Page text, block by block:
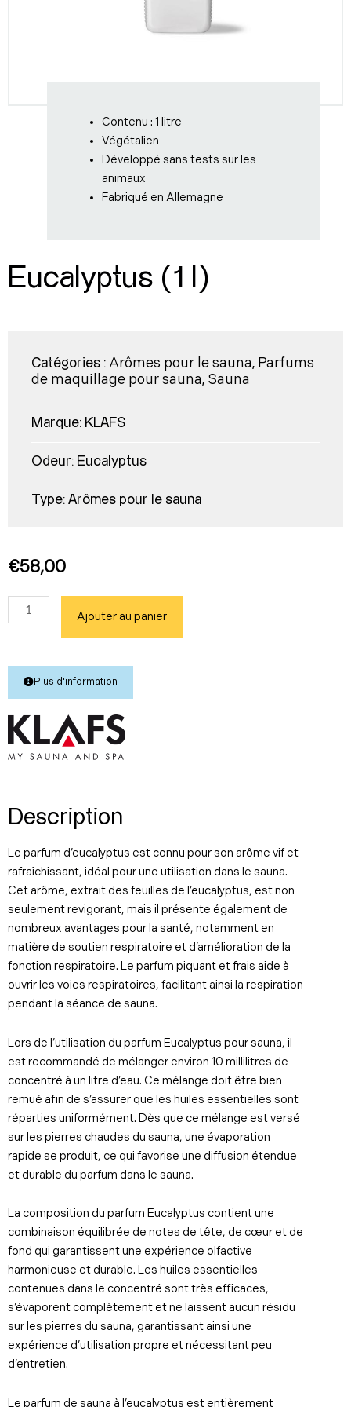
Eucalyptus (1 l)
Catégories : Arômes pour le sauna, Parfums
de maquillage pour sauna, Sauna
Marque: KLAFS
Odeur: Eucalyptus
Type: Arômes pour le sauna
€58,00
quantité
de
Eucalyptus
Ajouter au panier
Plus d'information
Description
Le parfum d’eucalyptus est connu pour son arôme vif et
rafraîchissant, idéal pour une utilisation dans le sauna.
Cet arôme, extrait des feuilles de l’eucalyptus, est non
seulement revigorant, mais il présente également de
nombreux avantages pour la santé, notamment en
matière de soutien respiratoire et d’amélioration de la
fonction respiratoire. Le parfum piquant et frais aide à
ouvrir les voies respiratoires, facilitant ainsi la respiration
pendant la séance de sauna.
Lors de l’utilisation du parfum Eucalyptus pour sauna, il
est recommandé de mélanger environ 10 millilitres de
concentré à un litre d’eau. Ce mélange doit être bien
remué afin de s’assurer que les huiles essentielles sont
réparties uniformément. Dès que ce mélange est versé
sur les pierres chaudes du sauna, une évaporation
rapide se produit, ce qui favorise une diffusion étendue
et durable du parfum dans le sauna.
La composition du parfum Eucalyptus contient une
combinaison équilibrée de notes de tête, de cœur et de
fond qui garantissent une expérience olfactive
harmonieuse et durable. Les huiles essentielles
contenues dans le concentré sont très efficaces,
s’évaporent complètement et ne laissent aucun résidu
sur les pierres du sauna, garantissant ainsi une
expérience d’utilisation propre et nécessitant peu
d’entretien.
Le parfum de sauna à l’eucalyptus est entièrement
Contenu : 1 litre
Végétalien
Développé sans tests sur les
animaux
Fabriqué en Allemagne